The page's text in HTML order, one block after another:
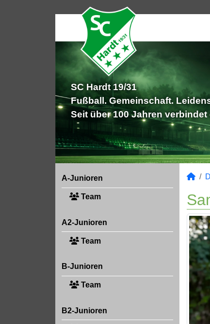
SC Hardt 19/31
Fußball. Gemeinschaft.
Seit über 100 Jahren
A-Junioren
Team
A2-Junioren
Team
B-Junioren
Team
B2-Junioren